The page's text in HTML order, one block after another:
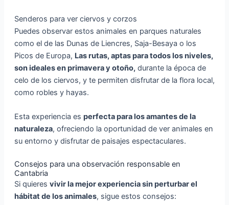
Senderos para ver ciervos y corzos
Puedes observar estos animales en parques naturales
como el de las Dunas de Liencres, Saja-Besaya o los
Picos de Europa, Las rutas, aptas para todos los niveles,
son ideales en primavera y otoño,durante la época de
celo de los ciervos, y te permiten disfrutar de la flora local,
como robles y hayas.
Esta experiencia es perfecta para los amantes de la
naturaleza, ofreciendo la oportunidad de ver animales en
su entorno y disfrutar de paisajes espectaculares.
Consejos para una observación responsable en
Cantabria
Si quieres vivir la mejor experiencia sin perturbar el
hábitat de los animales, sigue estos consejos: